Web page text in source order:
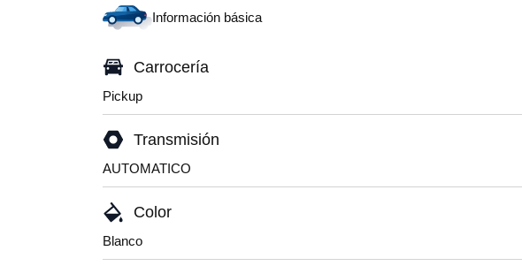
Información básica
Carrocería
Pickup
Transmisión
AUTOMATICO
Color
Blanco